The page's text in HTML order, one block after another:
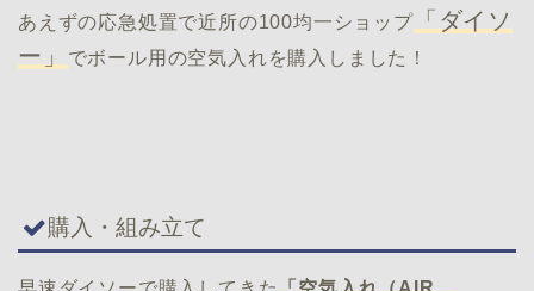
あえずの応急処置で近所の100均一ショップ「ダイソ
ー」
でボール用の空気入れを購入しました！
購入・組み立て